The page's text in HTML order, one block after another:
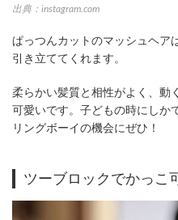
出典：instagram.com
ぱっつんカットのマッシュヘア
引き立ててくれます。
柔らかい髪質と相性がよく、動
可愛いです。子どもの時にしか
リングボーイの機会にぜひ！
ツーブロックでかっこ